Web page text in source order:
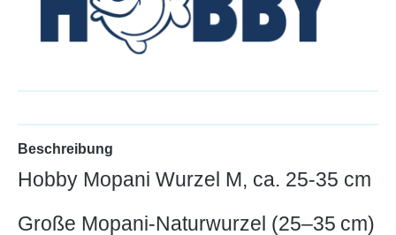
Beschreibung
Hobby Mopani Wurzel M, ca. 25-35 cm
Große Mopani-Naturwurzel (25–35 cm)